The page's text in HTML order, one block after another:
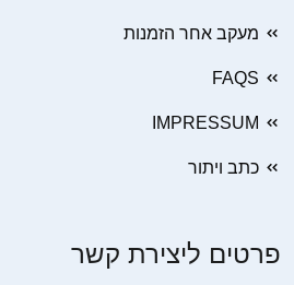
מעקב אחר הזמנות
FAQS
IMPRESSUM
כתב ויתור
פרטים ליצירת קשר